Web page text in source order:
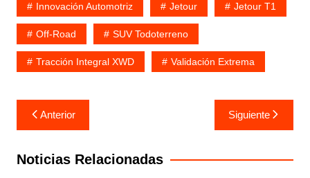
Innovación Automotriz Jetour Jetour T1
Off-Road SUV Todoterreno
Tracción Integral XWD Validación Extrema
Navegación
de
entradas
Anterior Siguiente
Noticias Relacionadas